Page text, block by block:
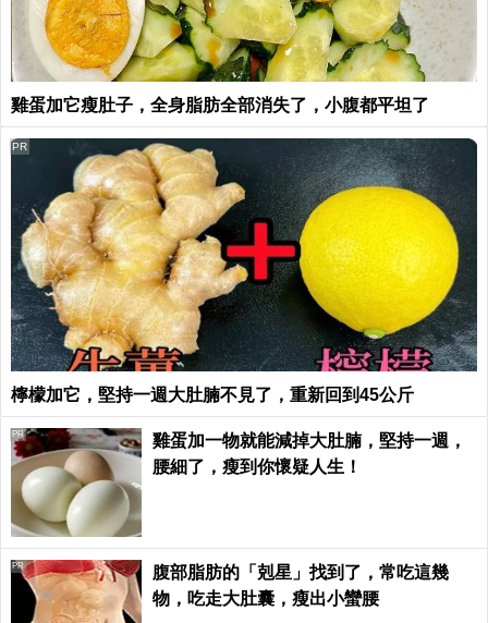
雞蛋加它瘦肚子，全身脂肪全部消失了，小腹都平坦了
檸檬加它，堅持一週大肚腩不見了，重新回到45公斤
PR
雞蛋加一物就能減掉大肚腩，堅持一週，
腰細了，瘦到你懷疑人生！
PR
腹部脂肪的「剋星」找到了，常吃這幾
物，吃走大肚囊，瘦出小蠻腰
PR